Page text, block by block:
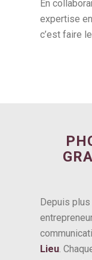
En
expertise en
c’est faire
Depuis plus
Lieu .